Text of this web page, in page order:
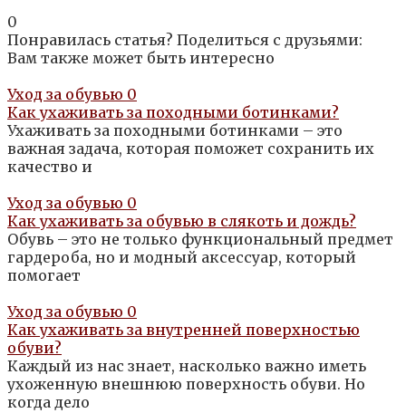
0
Понравилась статья? Поделиться с друзьями:
Вам также может быть интересно
Уход за обувью 0
Как ухаживать за походными ботинками?
Ухаживать за походными ботинками – это
важная задача, которая поможет сохранить их
качество и
Уход за обувью 0
Как ухаживать за обувью в слякоть и дождь?
Обувь – это не только функциональный предмет
гардероба, но и модный аксессуар, который
помогает
Уход за обувью 0
Как ухаживать за внутренней поверхностью
обуви?
Каждый из нас знает, насколько важно иметь
ухоженную внешнюю поверхность обуви. Но
когда дело